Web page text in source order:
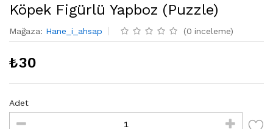
Köpek Figürlü Yapboz (Puzzle)
Mağaza: Hane_i_ahsap (0 inceleme)
₺30
Adet